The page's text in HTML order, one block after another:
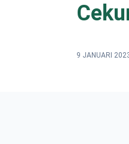
9 JANUARI